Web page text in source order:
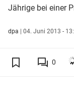
Jährige bei einer
dpa | 04. Juni 2013 -
0